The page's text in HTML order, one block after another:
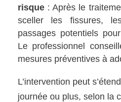
risque : Après le
sceller les fissures,
passages potentiels
Le professionnel
mesures préventives à
L’intervention peut
journée ou plus, selon la